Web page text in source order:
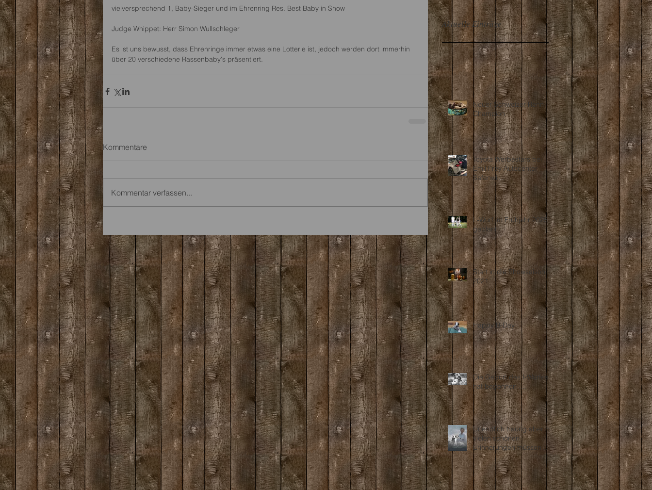
vielversprechend 1, Baby-Sieger und im Ehrenring Res. Best Baby in Show
Judge Whippet: Herr Simon Wullschleger
Es ist uns bewusst, dass Ehrenringe immer etwas eine Lotterie ist, jedoch werden dort immerhin
über 20 verschiedene Rassenbaby's präsentiert.
Kommentare
Kommentar verfassen...
Aktuelle Einträge
Neuer Schweizer Renn-
Champion
Toyota Werbestars bei
Emil Frey Autocenter
Safenwil...
L-Wurf im Frühjahr 2025
geplant
Start in die Showsaison
2021
Happy B-Day
Die Geburt des I-Wurfes
hat begonnen ....
Unendlich traurig aber mit
vielen schönen
Erinnerungen müssen wir
Abschied nehmen...